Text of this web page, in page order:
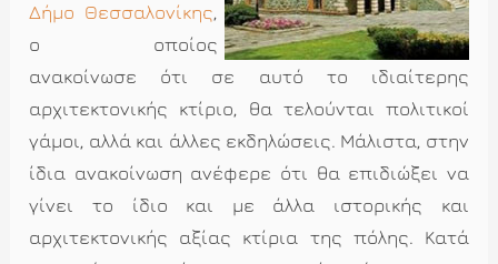
Δήμο Θεσσαλονίκης,
ο οποίος
ανακοίνωσε ότι σε αυτό το ιδιαίτερης
αρχιτεκτονικής κτίριο, θα τελούνται πολιτικοί
γάμοι, αλλά και άλλες εκδηλώσεις. Μάλιστα, στην
ίδια ανακοίνωση ανέφερε ότι θα επιδιώξει να
γίνει το ίδιο και με άλλα ιστορικής και
αρχιτεκτονικής αξίας κτίρια της πόλης. Κατά